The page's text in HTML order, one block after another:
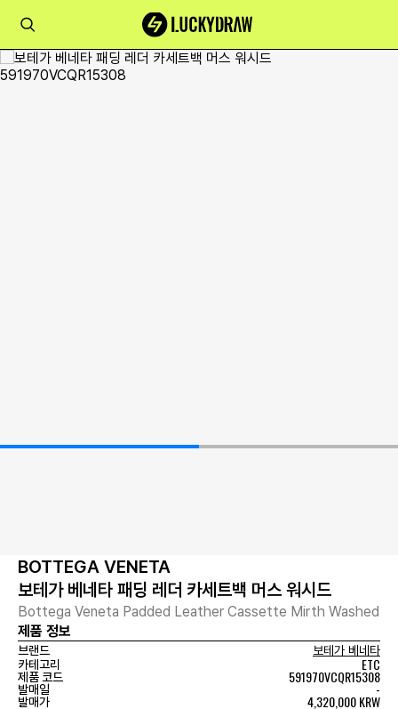
BOTTEGA VENETA
보테가 베네타 패딩 레더 카세트백 머스 워시드
Bottega Veneta Padded Leather Cassette Mirth Washed
제품 정보
브랜드
보테가 베네타
카테고리
ETC
제품 코드 591970VCQR15308
발매일 -
발매가 4,320,000 KRW